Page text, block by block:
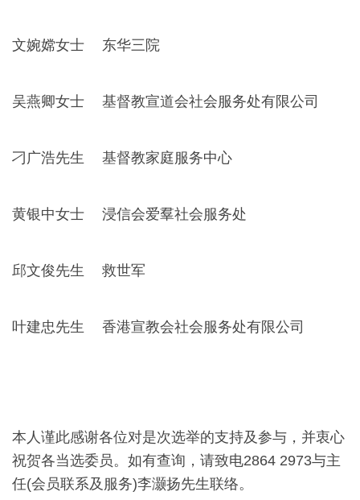
文婉嫦女士 东华三院
吴燕卿女士 基督教宣道会社会服务处有限公司
刁广浩先生 基督教家庭服务中心
黄银中女士 浸信会爱羣社会服务处
邱文俊先生 救世军
叶建忠先生 香港宣教会社会服务处有限公司
本人谨此感谢各位对是次选举的支持及参与，并衷心
祝贺各当选委员。如有查询，请致电2864 2973与主
任(会员联系及服务)李灏扬先生联络。